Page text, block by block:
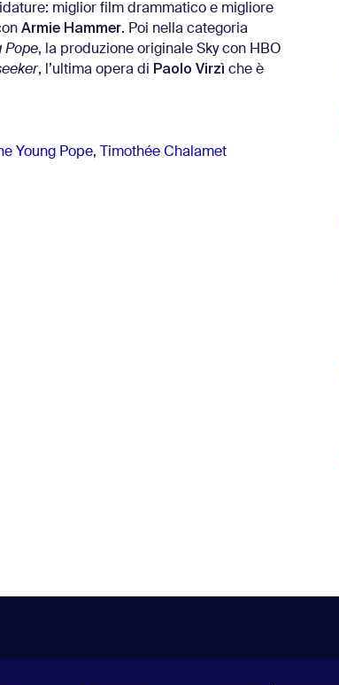
miglior film drammatico e migliore
Armie Hammer. Poi nella categoria
Pope, la produzione originale Sky con HBO
, l’ultima opera di Paolo Virzì che è
Young Pope, Timothée Chalamet